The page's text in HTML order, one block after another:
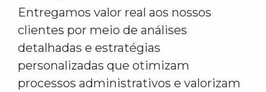
Entregamos valor real aos nossos
clientes por meio de análises
detalhadas e estratégias
personalizadas que otimizam
processos administrativos e valorizam